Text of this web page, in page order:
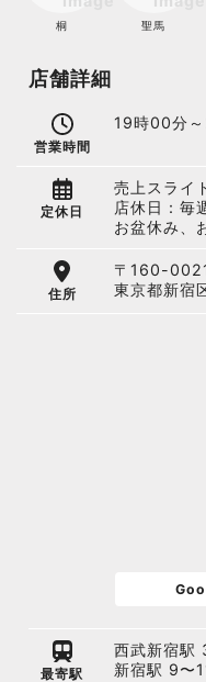
桐 聖馬
店舗詳細
営業時間
19時00分
定休日
売上スライ
店休日：毎
お盆休み、
住所
〒160-
東京都新宿
最寄駅
西武新宿駅
新宿駅 9〜